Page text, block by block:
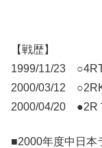
【戦歴】
1999/11/23
2000/03/12
2000/04/20 ●2R
■2000年度中日本